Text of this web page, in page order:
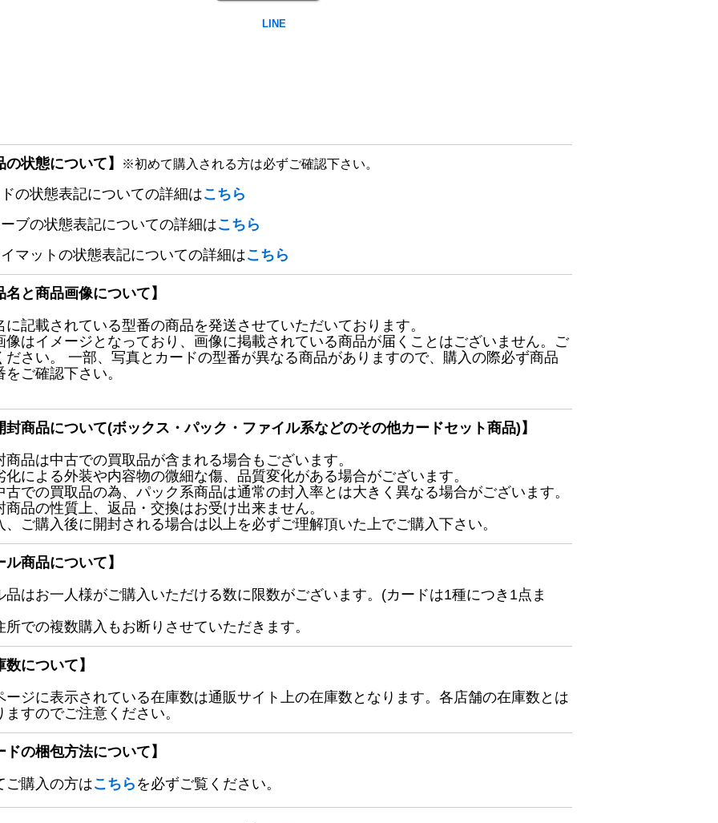
の状態について】 ※初めて購入される方は必ずご確認下さい。
の状態表記についての詳細はこちら
ブの状態表記についての詳細はこちら
マットの状態表記についての詳細はこちら
名と商品画像について】
に記載されている型番の商品を発送させていただいております。
像はイメージとなっており、画像に掲載されている商品が届くことはございません。ご
ださい。 一部、写真とカードの型番が異なる商品がありますので、購入の際必ず商品
をご確認下さい。
封商品について(ボックス・パック・ファイル系などのその他カードセット商品)】
商品は中古での買取品が含まれる場合もございます。
化による外装や内容物の微細な傷、品質変化がある場合がございます。
古での買取品の為、パック系商品は通常の封入率とは大きく異なる場合がございます。
商品の性質上、返品・交換はお受け出来ません。
、ご購入後に開封される場合は以上を必ずご理解頂いた上でご購入下さい。
ル商品について】
品はお一人様がご購入いただける数に限数がございます。(カードは1種につき1点ま
所での複数購入もお断りさせていただきます。
数について】
ージに表示されている在庫数は通販サイト上の在庫数となります。各店舗の在庫数とは
ますのでご注意ください。
ドの梱包方法について】
ご購入の方はこちら を必ずご覧ください。